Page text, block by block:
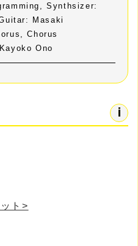
Synthsizer:
Masaki
Chorus
Ono
ト>